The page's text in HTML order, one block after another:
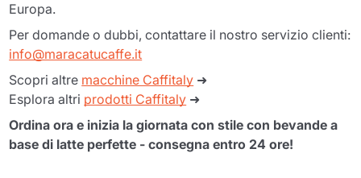
Europa.
Per domande o dubbi, contattare il nostro servizio clienti:
info@maracatucaffe.it
Scopri altre macchine Caffitaly ➜
Esplora altri prodotti Caffitaly ➜
Ordina ora e inizia la giornata con stile con bevande a
base di latte perfette - consegna entro 24 ore!